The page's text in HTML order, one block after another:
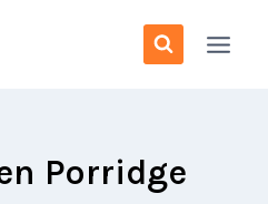
Porridge